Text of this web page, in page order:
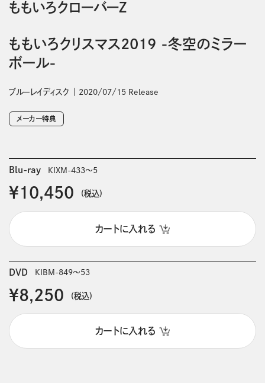
ももいろクローバーＺ
ももいろクリスマス2019 -冬空のミラー
ボール-
ブルーレイディスク 2020/07/15 Release
メーカー特典
Blu-ray KIXM-433～5
￥10,450 (税込)
カートに入れる
DVD KIBM-849～53
￥8,250 (税込)
カートに入れる